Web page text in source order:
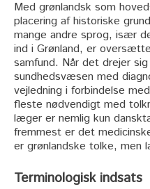
Med grønlandsk som
placering af historiske
mange andre sprog, især
ind i Grønland, er
samfund. Når det drejer
sundhedsvæsen med
vejledning i forbindelse
fleste nødvendigt med
læger er nemlig kun
fremmest er det
er grønlandske tolke, men
Terminologisk indsats